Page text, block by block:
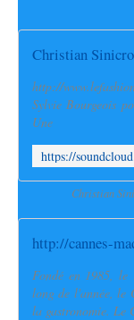
http://
Sylvie Bourgeois
Une
Christian
http://cannes-
Fondé en 1985, le
long de l'année, le
la gastronomie. Le